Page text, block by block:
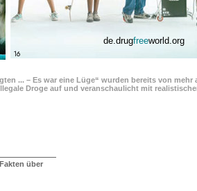
16
de.drugfreeworld.org
... – Es war eine Lüge“ wurden bereits von
Droge auf und veranschaulicht mit
über